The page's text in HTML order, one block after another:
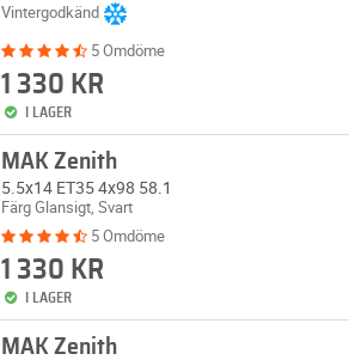
Vintergodkänd
5 Omdöme
1 330 KR
I LAGER
MAK Zenith
5.5x14 ET35 4x98 58.1
Färg Glansigt, Svart
5 Omdöme
1 330 KR
I LAGER
MAK Zenith